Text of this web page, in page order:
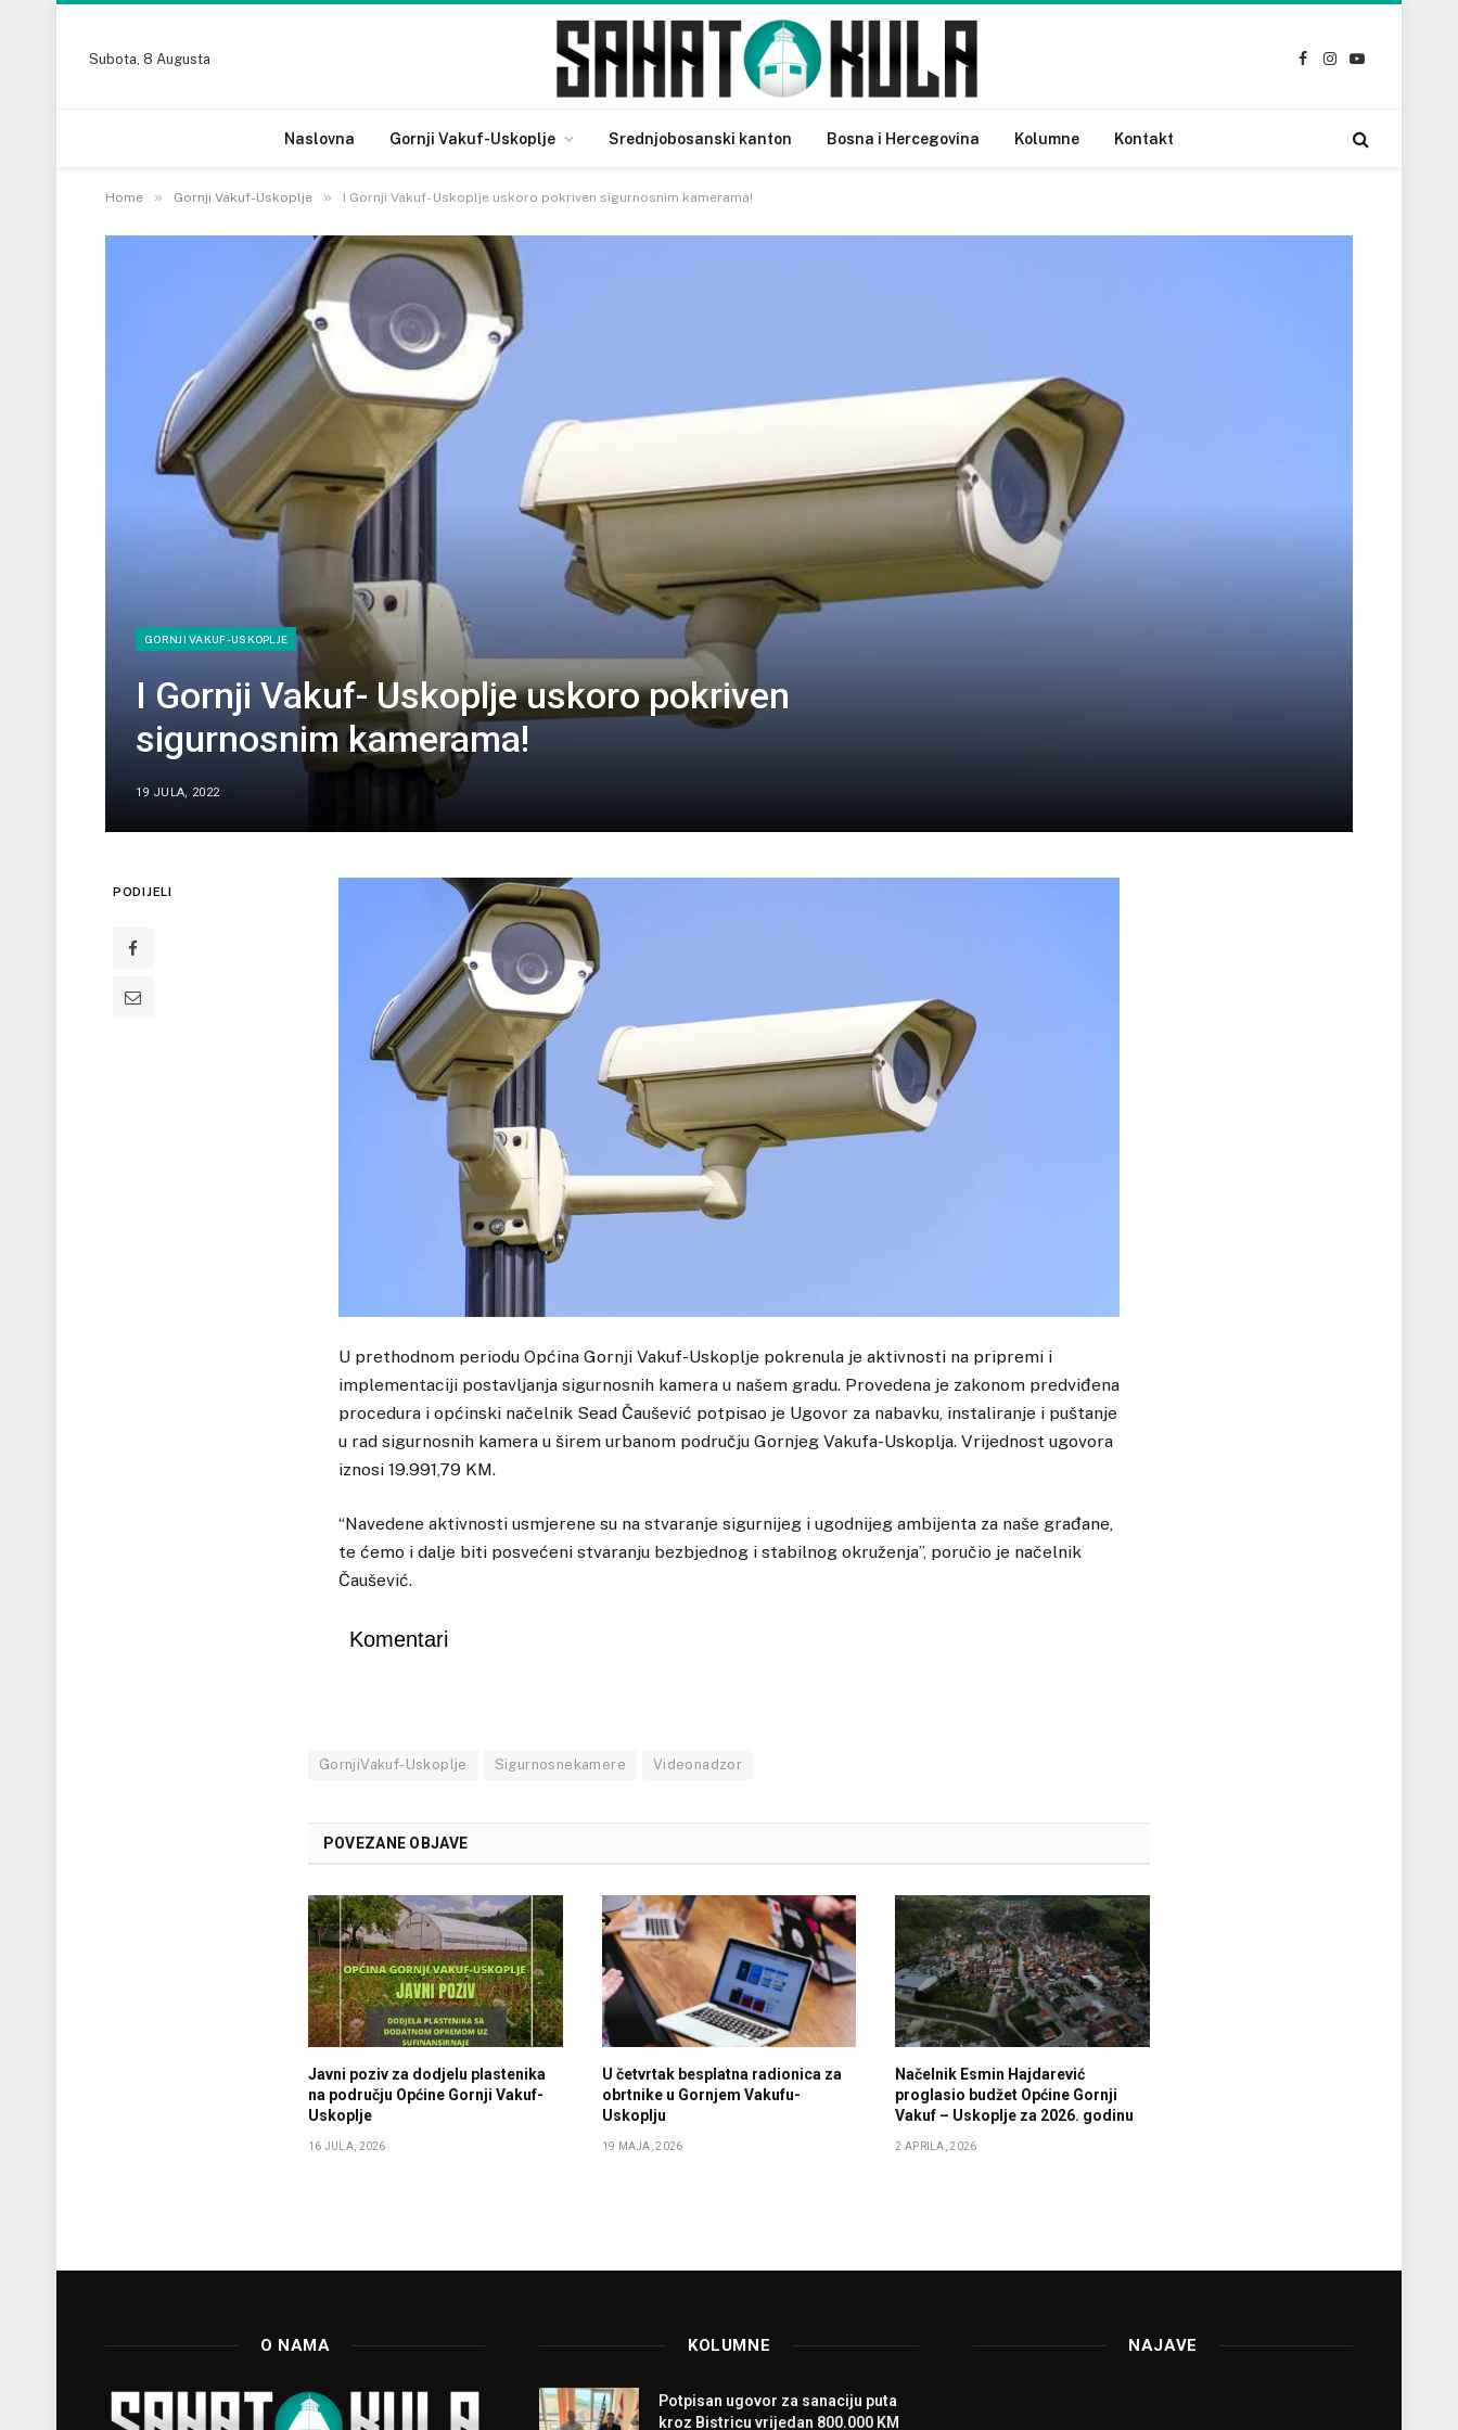
Subota, 8 Augusta
Facebook
Instagram
YouTube
Naslovna Gornji Vakuf-Uskoplje Srednjobosanski kanton Bosna i Hercegovina Kolumne Kontakt
Home » Gornji Vakuf-Uskoplje » I Gornji Vakuf- Uskoplje uskoro pokriven sigurnosnim kamerama!
GORNJI VAKUF-USKOPLJE
I Gornji Vakuf- Uskoplje uskoro pokriven
sigurnosnim kamerama!
19 JULA, 2022
PODIJELI
U prethodnom periodu Općina Gornji Vakuf-Uskoplje pokrenula je aktivnosti na pripremi i
implementaciji postavljanja sigurnosnih kamera u našem gradu. Provedena je zakonom predviđena
procedura i općinski načelnik Sead Čaušević potpisao je Ugovor za nabavku, instaliranje i puštanje
u rad sigurnosnih kamera u širem urbanom području Gornjeg Vakufa-Uskoplja. Vrijednost ugovora
iznosi 19.991,79 KM.
“Navedene aktivnosti usmjerene su na stvaranje sigurnijeg i ugodnijeg ambijenta za naše građane,
te ćemo i dalje biti posvećeni stvaranju bezbjednog i stabilnog okruženja”, poručio je načelnik
Čaušević.
Komentari
GornjiVakuf-Uskoplje Sigurnosnekamere Videonadzor
POVEZANE OBJAVE
Javni poziv za dodjelu plastenika
na području Općine Gornji Vakuf-
Uskoplje
16 JULA, 2026
U četvrtak besplatna radionica za
obrtnike u Gornjem Vakufu-
Uskoplju
19 MAJA, 2026
Načelnik Esmin Hajdarević
proglasio budžet Općine Gornji
Vakuf – Uskoplje za 2026. godinu
2 APRILA, 2026
O NAMA KOLUMNE
Potpisan ugovor za sanaciju puta
kroz Bistricu vrijedan 800.000 KM
NAJAVE